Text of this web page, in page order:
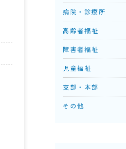
病院・診療所
高齢者福祉
障害者福祉
児童福祉
支部・本部
その他